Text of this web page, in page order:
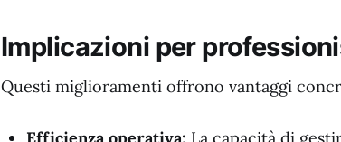
Implicazioni per
Questi miglioramenti offrono vantaggi